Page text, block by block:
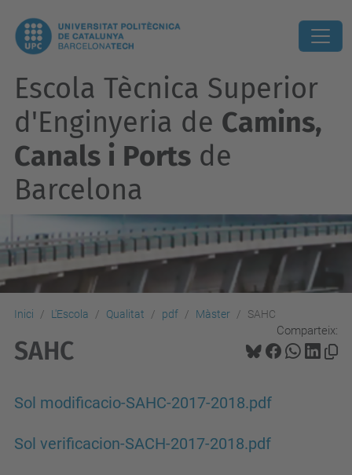
Escola Tècnica Superior
d'Enginyeria de Camins,
Canals i Ports de
Barcelona
Inici L'Escola Qualitat pdf Màster SAHC
Comparteix:
SAHC
Sol modificacio-SAHC-2017-2018.pdf
Sol verificacion-SACH-2017-2018.pdf